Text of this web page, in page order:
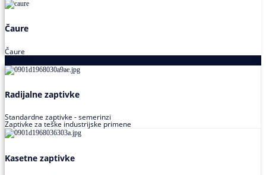
Čaure
Čaure
Radijalne zaptivke
Standardne zaptivke - semerinzi
Zaptivke za teške industrijske primene
Kasetne zaptivke